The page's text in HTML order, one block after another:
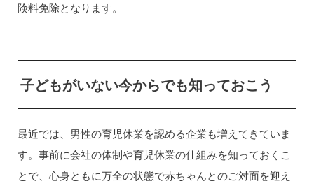
険料免除となります。
子どもがいない今からでも知っておこう
最近では、男性の育児休業を認める企業も増えてきていま
す。事前に会社の体制や育児休業の仕組みを知っておくこ
とで、心身ともに万全の状態で赤ちゃんとのご対面を迎え